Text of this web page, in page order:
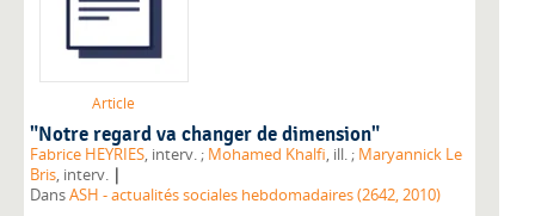
Article
"Notre regard va changer de dimension"
Fabrice HEYRIES , interv. ; Mohamed Khalfi , ill. ; Maryannick Le
Bris, interv. |
DansASH - actualités sociales hebdomadaires (2642, 2010)